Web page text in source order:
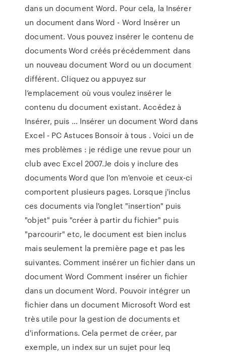
dans un document Word. Pour cela, la Insérer
un document dans Word - Word Insérer un
document. Vous pouvez insérer le contenu de
documents Word créés précédemment dans
un nouveau document Word ou un document
différent. Cliquez ou appuyez sur
l’emplacement où vous voulez insérer le
contenu du document existant. Accédez à
Insérer, puis … Insérer un document Word dans
Excel - PC Astuces Bonsoir à tous . Voici un de
mes problèmes : je rédige une revue pour un
club avec Excel 2007.Je dois y inclure des
documents Word que l'on m'envoie et ceux-ci
comportent plusieurs pages. Lorsque j'inclus
ces documents via l'onglet "insertion" puis
"objet" puis "créer à partir du fichier" puis
"parcourir" etc, le document est bien inclus
mais seulement la première page et pas les
suivantes. Comment insérer un fichier dans un
document Word Comment insérer un fichier
dans un document Word. Pouvoir intégrer un
fichier dans un document Microsoft Word est
très utile pour la gestion de documents et
d'informations. Cela permet de créer, par
exemple, un index sur un sujet pour leq